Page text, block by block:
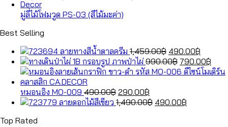
มู่ลี่ไม้โฟมวูด PS-03 (สีไม้มะค่า)
Best Selling
ลายทางสีน้ำตาลครีม 1,459.00฿ Original
price
was:
490.00฿
price
is:
กรอบรูป ภาพป่าไผ่ 990.00฿ Original
price
790.00฿
price
หมอนอิง MO-009 490.00฿ Original
price
290.00฿
price
ลายดอกไม้สีเขียว 1,490.00฿ Original
490.00฿
Top Rated